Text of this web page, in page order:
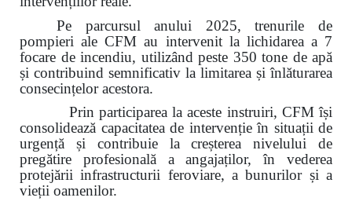
Pe parcursul anului 2025, trenurile de
pompieri ale CFM au intervenit la lichidarea a 7
focare de incendiu, utilizând peste 350 tone de apă
și contribuind semnificativ la limitarea și înlăturarea
consecințelor acestora.
Prin participarea la aceste instruiri, CFM își
consolidează capacitatea de intervenție în situații de
urgență și contribuie la creșterea nivelului de
pregătire profesională a angajaților, în vederea
protejării infrastructurii feroviare, a bunurilor și a
vieții oamenilor.